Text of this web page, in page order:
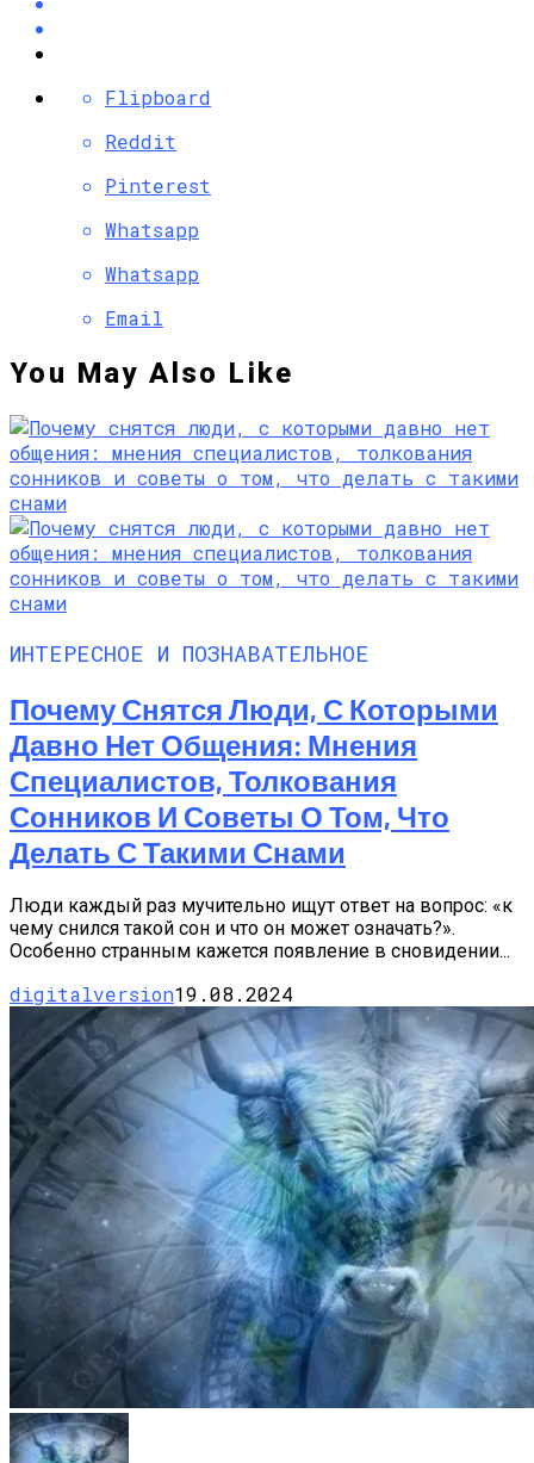
Flipboard
Reddit
Pinterest
Whatsapp
Whatsapp
Email
You May Also Like
ИНТЕРЕСНОЕ И ПОЗНАВАТЕЛЬНОЕ
Почему Снятся Люди, С Которыми
Давно Нет Общения: Мнения
Специалистов, Толкования
Сонников И Советы О Том, Что
Делать С Такими Снами
Люди каждый раз мучительно ищут ответ на вопрос: «к
чему снился такой сон и что он может означать?».
Особенно странным кажется появление в сновидении...
digitalversion19.08.2024